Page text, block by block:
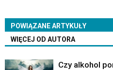
POWIĄZANE ARTYKUŁY
WIĘCEJ OD AUTORA
Czy alkohol